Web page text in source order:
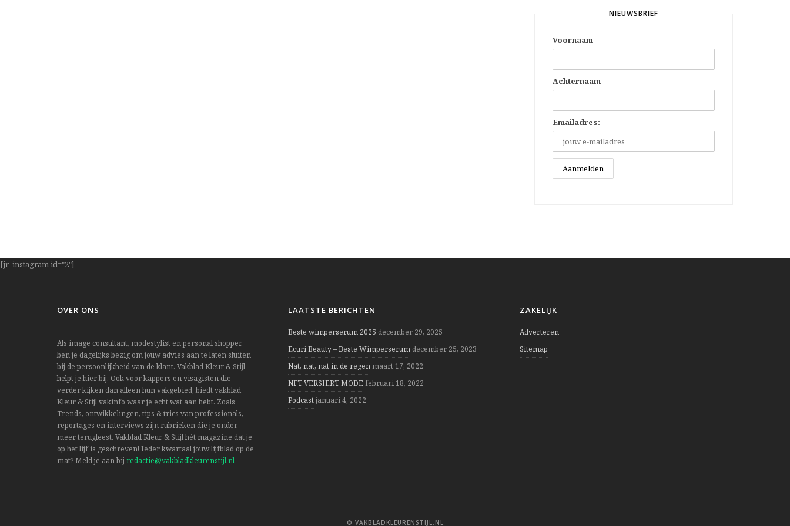
NIEUWSBRIEF
Voornaam
Achternaam
Emailadres:
[jr_instagram id="2"]
OVER ONS
Als image consultant, modestylist en personal shopper
ben je dagelijks bezig om jouw advies aan te laten sluiten
bij de persoonlijkheid van de klant. Vakblad Kleur & Stijl
helpt je hier bij. Ook voor kappers en visagisten die
verder kijken dan alleen hun vakgebied, biedt vakblad
Kleur & Stijl vakinfo waar je echt wat aan hebt. Zoals
Trends, ontwikkelingen, tips & trics van professionals,
reportages en interviews zijn rubrieken die je onder
meer terugleest. Vakblad Kleur & Stijl hét magazine dat je
op het lijf is geschreven! Ieder kwartaal jouw lijfblad op de
mat? Meld je aan bij redactie@vakbladkleurenstijl.nl
LAATSTE BERICHTEN
Beste wimperserum 2025 december 29, 2025
Ecuri Beauty – Beste Wimperserum december 25, 2023
Nat, nat, nat in de regen maart 17, 2022
NFT VERSIERT MODEfebruari 18, 2022
Podcastjanuari 4, 2022
ZAKELIJK
Adverteren
Sitemap
© VAKBLADKLEURENSTIJL.NL